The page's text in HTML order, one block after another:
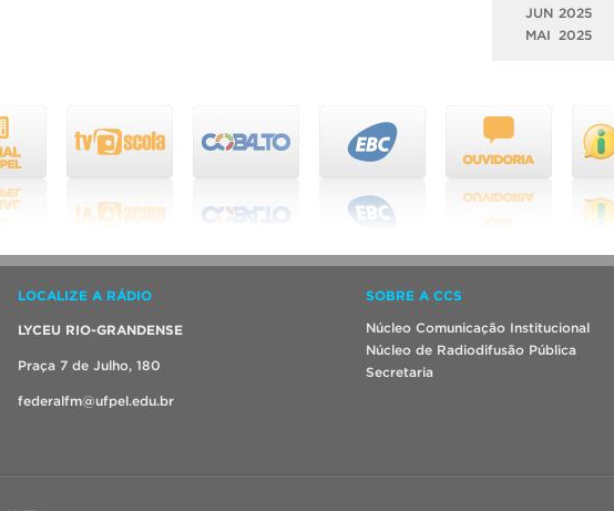
JUN 2025
MAI
2025
LOCALIZE A RÁDIO
LYCEU RIO-GRANDENSE
Praça 7 de Julho, 180
federalfm@ufpel.edu.br
SOBRE A CCS
Núcleo Comunicação Institucional
Núcleo de Radiodifusão Pública
Secretaria